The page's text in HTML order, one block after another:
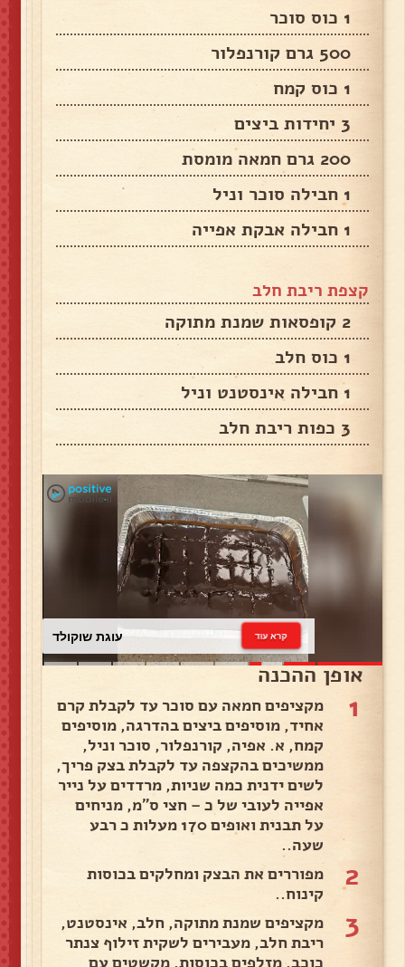
1 כוס סוכר
500 גרם קורנפלור
1 כוס קמח
3 יחידות ביצים
200 גרם חמאה מומסת
1 חבילה סוכר וניל
1 חבילה אבקת אפייה
קצפת ריבת חלב
2 קופסאות שמנת מתוקה
1 כוס חלב
1 חבילה אינסטנט וניל
3 כפות ריבת חלב
עוגת שוקולד קרא עוד
אופן ההכנה
1
מקציפים חמאה עם סוכר עד לקבלת קרם
אחיד, מוסיפים ביצים בהדרגה, מוסיפים
קמח, א. אפיה, קורנפלור, סוכר וניל,
ממשיכים בהקצפה עד לקבלת בצק פריך,
לשים ידנית כמה שניות, מרדדים על נייר
אפייה לעובי של כ – חצי ס"מ, מניחים
על תבנית ואופים 170 מעלות כ רבע
שעה..
2
מפוררים את הבצק ומחלקים בכוסות
קינוח..
3
מקציפים שמנת מתוקה, חלב, אינסטנט,
ריבת חלב, מעבירים לשקית זילוף צנתר
כוכב, מזלפים בכוסות, מקשטים עם